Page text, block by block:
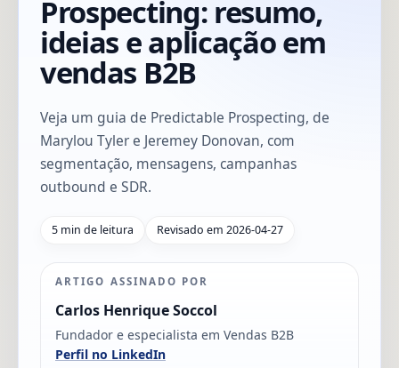
Prospecting: resumo,
ideias e aplicação em
vendas B2B
Veja um guia de Predictable Prospecting, de
Marylou Tyler e Jeremey Donovan, com
segmentação, mensagens, campanhas
outbound e SDR.
5 min de leitura Revisado em 2026-04-27
ARTIGO ASSINADO POR
Carlos Henrique Soccol
Fundador e especialista em Vendas B2B
Perfil no LinkedIn